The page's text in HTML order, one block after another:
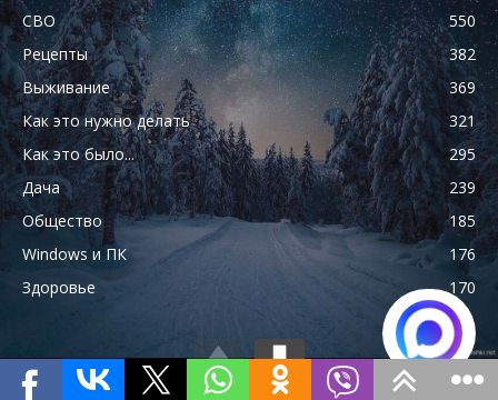
СВО
550
Рецепты
382
Выживание
369
Как это нужно делать
321
Как это было...
295
Дача
239
Общество
185
Windows и ПК
176
Здоровье
170
Главная страница О сайте Об авторе
Карта сайта